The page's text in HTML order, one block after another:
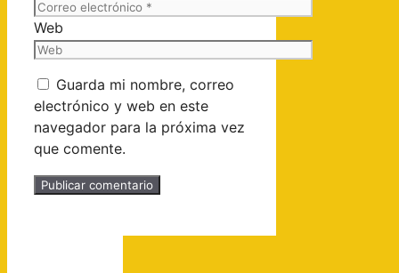
Web
Guarda mi nombre, correo
electrónico y web en este
navegador para la próxima vez
que comente.